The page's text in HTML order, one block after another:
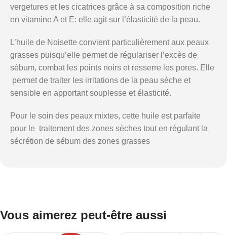
vergetures et les cicatrices grâce à sa composition riche
en vitamine A et E: elle agit sur l’élasticité de la peau.
L’huile de Noisette convient particulièrement aux peaux
grasses puisqu’elle permet de régulariser l’excès de
sébum, combat les points noirs et resserre les pores. Elle
permet de traiter les irritations de la peau sèche et
sensible en apportant souplesse et élasticité.
Pour le soin des peaux mixtes, cette huile est parfaite
pour le traitement des zones sèches tout en régulant la
sécrétion de sébum des zones grasses
Vous aimerez peut-être aussi